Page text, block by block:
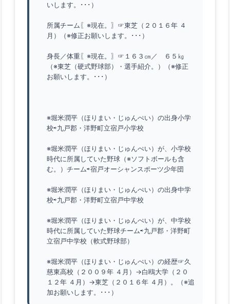
いします。･･･）
所属チーム〖※現在。〗☞東芝（２０１６年 ４
月）（※修正お願いします。･･･）
身長／体重〖※現在。〗☞１６３㎝／ ６５㎏
（※東芝（硬式野球部）・選手紹介。）（※修正
お願いします。･･･）
※堀米潤平（ほりまい・じゅんぺい）の出身小学
校⇨九戸郡・洋野町立宿戸小学校
※堀米潤平（ほりまい・じゅんぺい）が、小学校
時代に所属していた野球（※ソフトボールも含
む。）チーム⇨宿戸オーシャンスポーツ少年団
※堀米潤平（ほりまい・じゅんぺい）の出身中学
校⇨九戸郡・洋野町立宿戸中学校
※堀米潤平（ほりまい・じゅんぺい）が、中学校
時代に所属していた野球チーム⇨九戸郡・洋野町
立宿戸中学校（軟式野球部）
※堀米潤平（ほりまい・じゅんぺい）の経歴☞久
慈東高校（２００９年 ４月）→白鴎大学（２０
１２年 ４月）→東芝（２０１６年 ４月）。（※追
加お願いします。･･･）